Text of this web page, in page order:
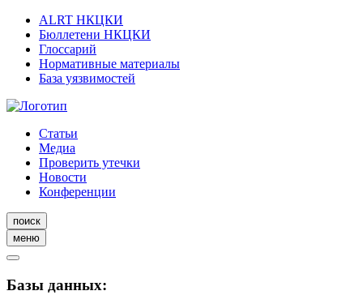
ALRT НКЦКИ
Бюллетени НКЦКИ
Глоссарий
Нормативные материалы
База уязвимостей
Статьи
Медиа
Проверить утечки
Новости
Конференции
поиск
меню
Базы данных: